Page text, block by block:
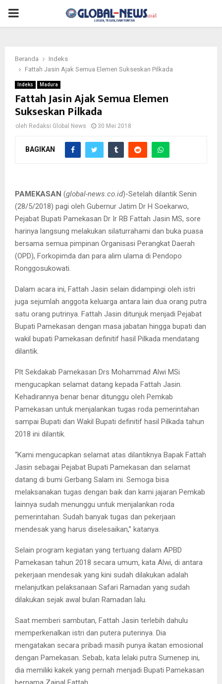
PRIMARY
Beranda
Indeks
Fattah Jasin Ajak Semua Elemen Sukseskan Pilkada
Indeks Madura
Fattah Jasin Ajak Semua Elemen
Sukseskan Pilkada
oleh Redaksi Global News 30 Mei 2018
BAGIKAN
PAMEKASAN (global-news.co.id)-Setelah dilantik Senin
(28/5/2018) pagi oleh Gubernur Jatim Dr H Soekarwo,
Pejabat Bupati Pamekasan Dr Ir RB Fattah Jasin MS, sore
harinya langsung melakukan silaturrahami dan buka puasa
bersama semua pimpinan Organisasi Perangkat Daerah
(OPD), Forkopimda dan para alim ulama di Pendopo
Ronggosukowati.
Dalam acara ini, Fattah Jasin selain didampingi oleh istri
juga sejumlah anggota keluarga antara lain dua orang putra
satu orang putrinya. Fattah Jasin ditunjuk menjadi Pejabat
Bupati Pamekasan dengan masa jabatan hingga bupati dan
wakil bupati Pamekasan definitif hasil Pilkada mendatang
dilantik.
Plt Sekdakab Pamekasan Drs Mohammad Alwi MSi
mengucapkan selamat datang kepada Fattah Jasin.
Kehadirannya benar benar ditunggu oleh Pemkab
Pamekasan untuk menjalankan tugas roda pemerintahan
sampai Bupati dan Wakil Bupati definitif hasil Pilkada tahun
2018 ini dilantik.
“Kami mengucapkan selamat atas dilantiknya Bapak Fattah
Jasin sebagai Pejabat Bupati Pamekasan dan selamat
datang di bumi Gerbang Salam ini. Semoga bisa
melaksanakan tugas dengan baik dan kami jajaran Pemkab
lainnya sudah menunggu untuk menjalankan roda
pemerintahan. Sudah banyak tugas dan pekerjaan
mendesak yang harus diselesaikan,” katanya.
Selain program kegiatan yang tertuang dalam APBD
Pamekasan tahun 2018 secara umum, kata Alwi, di antara
pekerjaan mendesak yang kini sudah dilakukan adalah
melanjutkan pelaksanaan Safari Ramadan yang sudah
dilakukan sejak awal bulan Ramadan lalu.
Saat memberi sambutan, Fattah Jasin terlebih dahulu
memperkenalkan istri dan putera puterinya. Dia
mengatakan secara pribadi masih punya ikatan emosional
dengan Pamekasan. Sebab, kata lelaki putra Sumenep ini,
dia memiliki kakek yang pernah menjadi Bupati Pamekasan